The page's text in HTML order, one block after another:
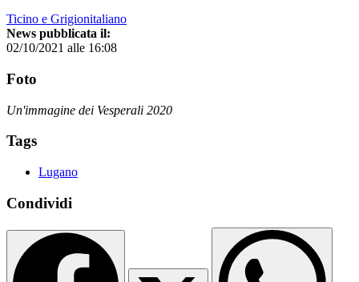
Ticino e Grigionitaliano
News pubblicata il:
02/10/2021 alle 16:08
Foto
Un'immagine dei Vesperali 2020
Tags
Lugano
Condividi